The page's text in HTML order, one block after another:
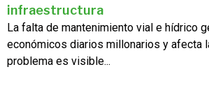
infraestructura
La falta de mantenimiento vial e hídrico
económicos diarios millonarios y afecta
problema es visible...